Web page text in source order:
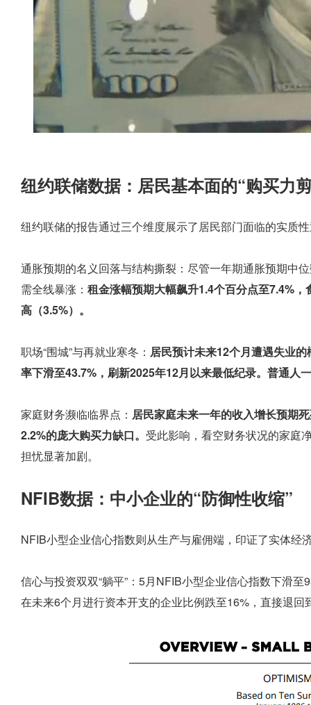
纽约联储数据：居民基本面的“购买力
纽约联储的报告通过三个维度展示了居民部门面临的实质
通胀预期的名义回落与结构撕裂：尽管一年期通胀预期中
需全线暴涨： 租金涨幅预期大幅飙升1.4个百分点至7.4%
高（3.5%）。
职场“围城”与再就业寒冬： 居民预计未来12个月遭遇失业
率下滑至43.7%，刷新2025年12月以来最低纪录。普通人
家庭财务濒临临界点： 居民家庭未来一年的收入增长预期
2.2%的庞大购买力缺口。 受此影响，看空财务状况的家庭
担忧显著加剧。
NFIB数据：中小企业的“防御性收缩”
NFIB小型企业信心指数则从生产与雇佣端，印证了实体经
信心与投资双双“躺平”：5月NFIB小型企业信心指数下滑
在未来6个月进行资本开支的企业比例跌至16%，直接退